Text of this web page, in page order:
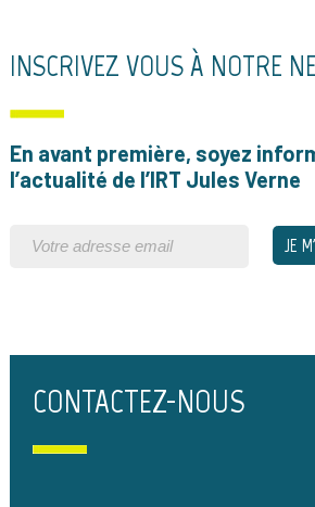
INSCRIVEZ VOUS À NOTRE
En avant première, soyez
l’actualité de l’IRT Jules Verne
CONTACTEZ-NOUS